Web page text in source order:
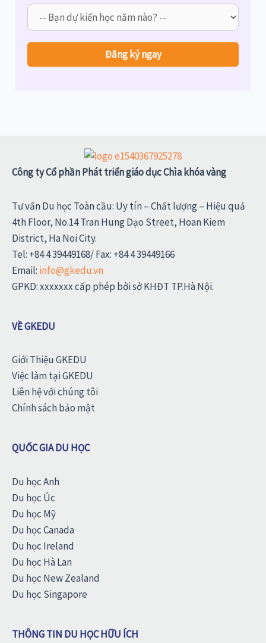
Công ty Cổ phần Phát triển giáo dục Chìa khóa vàng
Tư vấn Du học Toàn cầu: Uy tín – Chất lượng – Hiệu quả
4th Floor, No.14 Tran Hung Dạo Street, Hoan Kiem
District, Ha Noi City.
Tel: +84 4 39449168/ Fax: +84 4 39449166
Email: info@gkedu.vn
GPKD: xxxxxxx cấp phép bởi sở KHĐT TP.Hà Nội.
VỀ GKEDU
Giới Thiệu GKEDU
Việc làm tại GKEDU
Liên hệ với chúng tôi
Chính sách bảo mật
QUỐC GIA DU HỌC
Du học Anh
Du học Úc
Du học Mỹ
Du học Canada
Du học Ireland
Du học Hà Lan
Du học New Zealand
Du học Singapore
THÔNG TIN DU HỌC HỮU ÍCH